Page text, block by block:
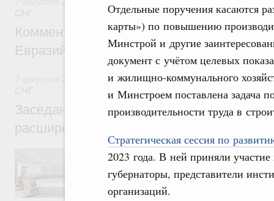
Отдельные поручения касаются
карты») по повышению
Минстрой и другие
документ с учётом целевых
и жилищно-коммунального
и Минстроем поставлена задача
производительности труда в
Стратегическая сессия по
2023 года. В ней приняли
губернаторы, представители
организаций.
СНГ
Комментарий Алексея Оверчука по
Евразийского межправительственного
Евразийский экономический союз.
СНГ
Заседание Евразийского
расширенном составе
В повестке заседания актуальные задачи
числе совершенствование кооперации в
регулирования и администрирования,
обеспечение продовольственной
железнодорожных перевозок,